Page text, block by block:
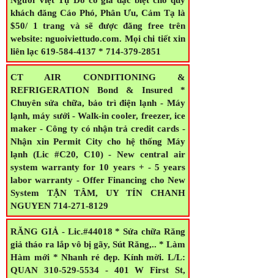
Người Việt Tự Do có giá đặc biệt cho quý
khách đăng Cáo Phó, Phân Ưu, Cảm Tạ là
$50/ 1 trang và sẽ được đăng free trên
website: nguoiviettudo.com. Mọi chi tiết xin
liên lạc 619-584-4137 * 714-379-2851
CT AIR CONDITIONING &
REFRIGERATION Bond & Insured *
Chuyên sửa chữa, bảo trì điện lạnh - Máy
lạnh, máy sưởi - Walk-in cooler, freezer, ice
maker - Công ty có nhận trả credit cards -
Nhận xin Permit City cho hệ thống Máy
lạnh (Lic #C20, C10) - New central air
system warranty for 10 years + - 5 years
labor warranty - Offer Financing cho New
System TẬN TÂM, UY TÍN CHANH
NGUYEN 714-271-8129
RĂNG GIẢ - Lic.#44018 * Sửa chữa Răng
giả tháo ra lắp vô bị gãy, Sút Răng,.. * Làm
Hàm mới * Nhanh rẻ đẹp. Kính mời. L/L: